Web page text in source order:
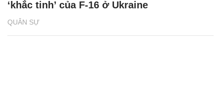
QUÂN SỰ
‘khắc tinh’ của F-16 ở Ukraine